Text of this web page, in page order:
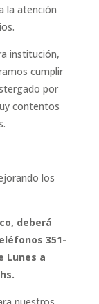
la atención
institución,
cumplir
por
contentos
los
deberá
351-
Lunes a